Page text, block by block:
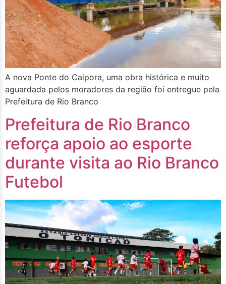
A nova Ponte do Caipora, uma obra histórica e muito
aguardada pelos moradores da região foi entregue pela
Prefeitura de Rio Branco
Prefeitura de Rio Branco
reforça apoio ao esporte
durante visita ao Rio Branco
Futebol